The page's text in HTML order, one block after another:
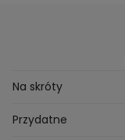
Na skróty
Etyka
Przydatne